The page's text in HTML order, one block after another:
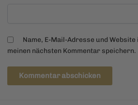
Name, E-Mail-Adresse und
meinen nächsten Kommentar speichern.